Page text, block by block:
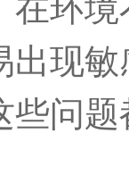
现
问